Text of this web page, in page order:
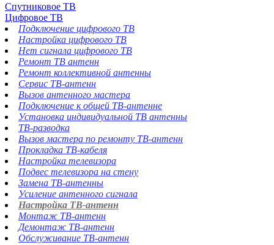
Спутниковое ТВ
Цифровое ТВ
Подключение цифрового ТВ
Настройка цифрового ТВ
Нет сигнала цифрового ТВ
Ремонт ТВ антенн
Ремонт коллективной антенны
Сервис ТВ-антенн
Вызов антенного мастера
Подключение к общей ТВ-антенне
Установка индивидуальной ТВ антенны
ТВ-разводка
Вызов мастера по ремонту ТВ-антенн
Прокладка ТВ-кабеля
Настройка телевизора
Подвес телевизора на стену
Замена ТВ-антенны
Усиление антенного сигнала
Настройка ТВ-антенн
Монтаж ТВ-антенн
Демонтаж ТВ-антенн
Обслуживание ТВ-антенн